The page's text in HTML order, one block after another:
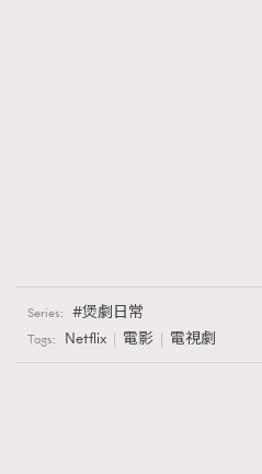
Series: 煲劇日常
Tags: Netflix 電影 電視劇